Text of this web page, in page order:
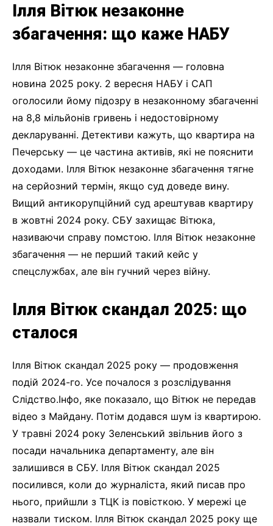
Ілля Вітюк незаконне
збагачення: що каже НАБУ
Ілля Вітюк незаконне збагачення — головна
новина 2025 року. 2 вересня НАБУ і САП
оголосили йому підозру в незаконному збагаченні
на 8,8 мільйонів гривень і недостовірному
декларуванні. Детективи кажуть, що квартира на
Печерську — це частина активів, які не пояснити
доходами. Ілля Вітюк незаконне збагачення тягне
на серйозний термін, якщо суд доведе вину.
Вищий антикорупційний суд арештував квартиру
в жовтні 2024 року. СБУ захищає Вітюка,
називаючи справу помстою. Ілля Вітюк незаконне
збагачення — не перший такий кейс у
спецслужбах, але він гучний через війну.
Ілля Вітюк скандал 2025: що
сталося
Ілля Вітюк скандал 2025 року — продовження
подій 2024-го. Усе почалося з розслідування
Слідство.Інфо, яке показало, що Вітюк не передав
відео з Майдану. Потім додався шум із квартирою.
У травні 2024 року Зеленський звільнив його з
посади начальника департаменту, але він
залишився в СБУ. Ілля Вітюк скандал 2025
посилився, коли до журналіста, який писав про
нього, прийшли з ТЦК із повісткою. У мережі це
назвали тиском. Ілля Вітюк скандал 2025 року ще